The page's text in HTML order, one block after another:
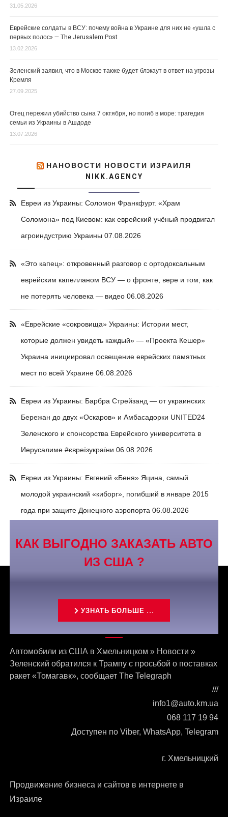
31.05.2026
Еврейские солдаты в ВСУ: почему война в Украине для них не «ушла с
первых полос» — The Jerusalem Post
13.02.2026
Зеленский заявил, что в Москве также будет блэкаут в ответ на угрозы
Кремля
27.09.2025
Отец пережил убийство сына 7 октября, но погиб в море: трагедия
семьи из Украины в Ашдоде
13.07.2026
НАНОВОСТИ НОВОСТИ ИЗРАИЛЯ
NIKK.AGENCY
Евреи из Украины: Соломон Франкфурт. «Храм
Соломона» под Киевом: как еврейский учёный продвигал
агроиндустрию Украины 07.08.2026
«Это капец»: откровенный разговор с ортодоксальным
еврейским капелланом ВСУ — о фронте, вере и том, как
не потерять человека — видео 06.08.2026
«Еврейские «сокровища» Украины: Истории мест,
которые должен увидеть каждый» — «Проекта Кешер»
Украина инициировал освещение еврейских памятных
мест по всей Украине 06.08.2026
Евреи из Украины: Барбра Стрейзанд — от украинских
Бережан до двух «Оскаров» и Амбасадорки UNITED24
Зеленского и спонсорства Еврейского университета в
Иерусалиме #євреїзукраїни 06.08.2026
Евреи из Украины: Евгений «Беня» Яцина, самый
молодой украинский «киборг», погибший в январе 2015
года при защите Донецкого аэропорта 06.08.2026
КАК ВЫГОДНО ЗАКАЗАТЬ АВТО
ИЗ США ?
УЗНАТЬ БОЛЬШЕ ...
Связаться с нами
Автомобили из США в Хмельницком » Новости »
Зеленский обратился к Трампу с просьбой о поставках
ракет «Томагавк», сообщает The Telegraph
///
info1@auto.km.ua
068 117 19 94
Доступен по Viber, WhatsApp, Telegram
г. Хмельницкий
Продвижение бизнеса и сайтов в интернете в
Израиле